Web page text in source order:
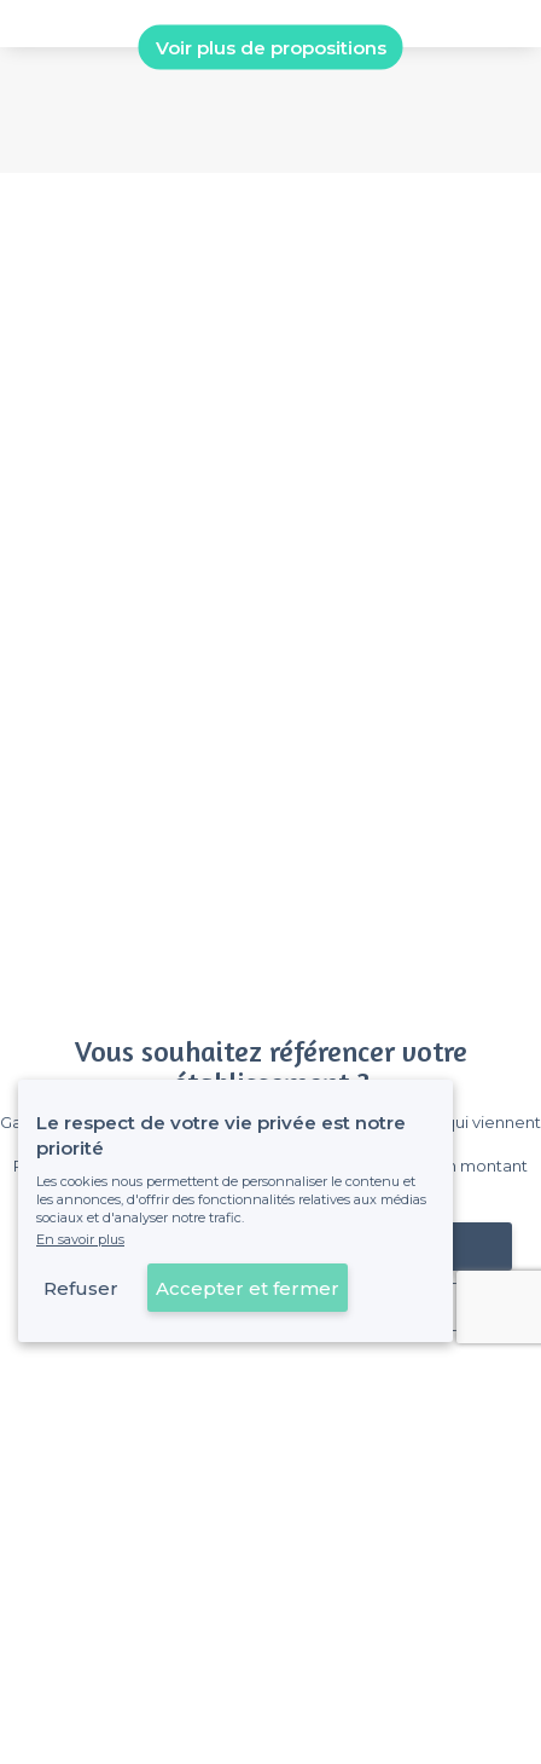
Voir plus de propositions
Vous souhaitez référencer votre
établissement ?
Gagnez de nombreux clients parmi le million de visiteurs qui viennent
Pas de commissions et sans engagement, vous payez un montant
fixe sans risque de voir déraper la facture.
Référencer mon établissement
Déjà client
Le respect de votre vie privée est notre
priorité
Les cookies nous permettent de personnaliser le contenu et
les annonces, d'offrir des fonctionnalités relatives aux médias
sociaux et d'analyser notre trafic.
En savoir plus
Refuser Accepter et fermer